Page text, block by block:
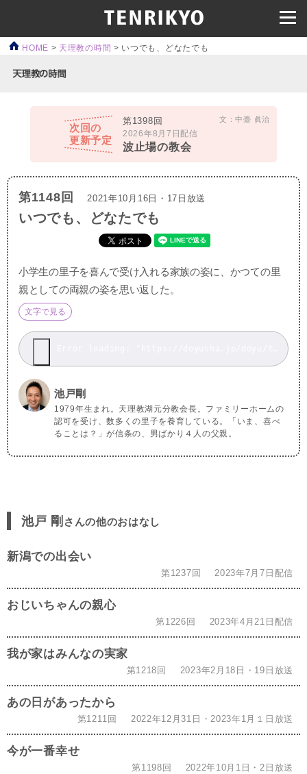
HOME > 天理教の時間 > いつでも、どなたでも
次回の
更新予定
第1398回
2026年8月7日配信
波止場の教会
文：中臺 眞治
第1148回 2021年10月16日・17日放送
いつでも、どなたでも
小学生の里子を喜んで受け入れる家族の姿に、かつての里
親としての両親の姿を思い返した。
文字で見る
池戸剛
1979年生まれ。天理教湖元分教会長。ファミリーホームの
認可を受け、数多くの里子を養育している。「いま、喜べ
ることは？」が信条の、男ばかり４人の父親。
池戸 剛 さんの他のおはなし
新潟での出会い
第1237回 2023年7月7日配信
おじいちゃんの親心
第1226回 2023年4月21日配信
我が家はみんなの実家
第1218回 2023年2月18日・19日放送
あの日があったから
第1211回 2022年12月31日・2023年1月１日放送
今が一番幸せ
第1198回 2022年10月1日・2日放送